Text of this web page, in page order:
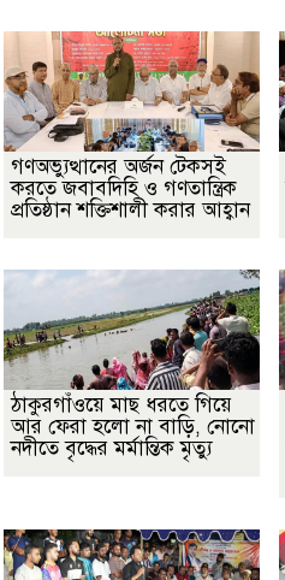
গণঅভ্যুত্থানের অর্জন টেকসই
করতে জবাবদিহি ও গণতান্ত্রিক
প্রতিষ্ঠান শক্তিশালী করার আহ্বান
ঠাকুরগাঁওয়ে মাছ ধরতে গিয়ে
আর ফেরা হলো না বাড়ি, নোনো
নদীতে বৃদ্ধের মর্মান্তিক মৃত্যু